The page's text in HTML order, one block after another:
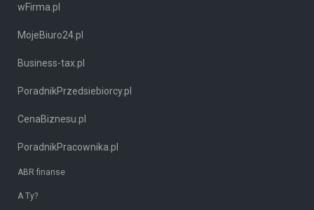
wFirma.pl
MojeBiuro24.pl
Business-tax.pl
PoradnikPrzedsiebiorcy.pl
CenaBiznesu.pl
PoradnikPracownika.pl
ABR finanse
A Ty?